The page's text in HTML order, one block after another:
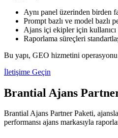
Aynı panel üzerinden birden
Prompt bazlı ve model bazlı
Ajans içi ekipler için kullanıcı
Raporlama süreçleri
Bu yapı, GEO hizmetini
İletişime Geçin
Brantial Ajans
Brantial Ajans Partner Paketi,
performansı ajans markasıyla